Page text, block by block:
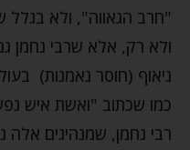
"חרב הגאווה", ולא
ולא רק, אלא שרבי נחמן
ניאוף (חוסר נאמנות)
כמו שכתוב "ואשת איש
רבי נחמן, שמנהיגים אלה